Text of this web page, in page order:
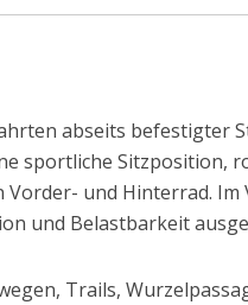
abseits befestigter
sportliche Sitzposition,
und Hinterrad.
und Belastbarkeit
Trails,